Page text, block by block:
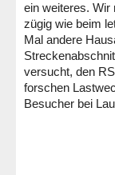
ein weiteres. Wir
zügig wie beim
Mal andere
versucht, den
forschen
Besucher bei